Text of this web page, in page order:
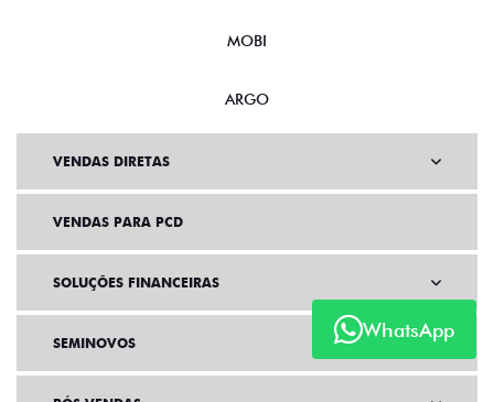
WhatsApp
MOBI
ARGO
VENDAS DIRETAS
VENDAS PARA PCD
SOLUÇÕES FINANCEIRAS
SEMINOVOS